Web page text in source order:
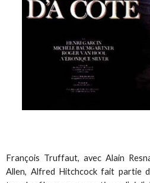
François Truffaut, avec Alain
Allen, Alfred Hitchcock fait partie